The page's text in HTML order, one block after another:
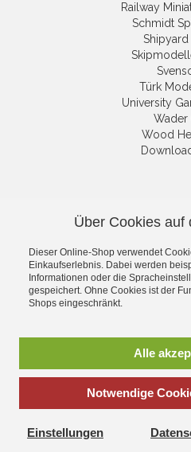
Railway
Schmidt
Shipyard
Türk
University
Wader
Wood
Die neuesten
Ihr nichts mehr
Corona Net Online Shop - Alles
Über Cookies auf
Dieser Online-Shop verwendet
Einkaufserlebnis. Dabei werden
Informationen oder die
gespeichert. Ohne Cookies ist der
Shops eingeschränkt.
Alle
Notwendige
Einstellungen